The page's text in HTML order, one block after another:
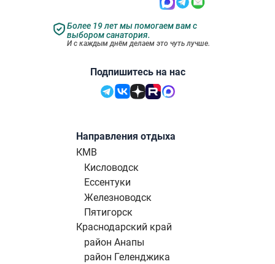
Подпишитесь на нас
Более 19 лет мы помогаем вам с
выбором санатория.
И с каждым днём делаем это чуть лучше.
Направления отдыха
КМВ
Кисловодск
Ессентуки
Железноводск
Пятигорск
Краснодарский край
район Анапы
район Геленджика